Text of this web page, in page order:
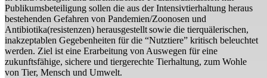
Publikumsbeteiligung sollen die aus der Intensivtierhaltung heraus
bestehenden Gefahren von Pandemien/Zoonosen und
Antibiotika(resistenzen) herausgestellt sowie die tierquälerischen,
inakzeptablen Gegebenheiten für die “Nutztiere” kritisch beleuchtet
werden. Ziel ist eine Erarbeitung von Auswegen für eine
zukunftsfähige, sichere und tiergerechte Tierhaltung, zum Wohle
von Tier, Mensch und Umwelt.